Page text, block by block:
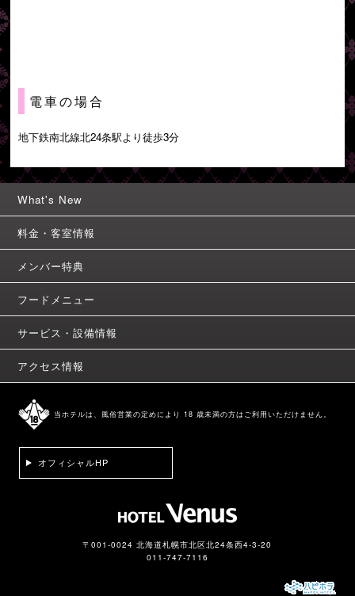
電車の場合
地下鉄南北線北24条駅より徒歩3分
What's New
料金・客室情報
メンバー特典
フードメニュー
サービス・設備情報
アクセス情報
当ホテルは、風俗営業の定めにより 18 歳未満の方はご利用いただけません。
オフィシャルHP
〒001-0024 北海道札幌市北区北24条西4-3-20
011-747-7116